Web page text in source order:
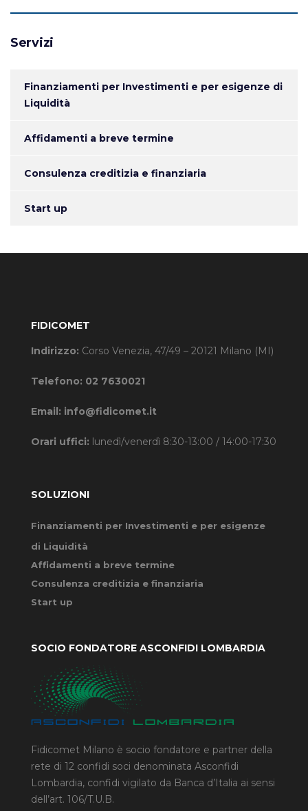
Servizi
Finanziamenti per Investimenti e per esigenze di
Liquidità
Affidamenti a breve termine
Consulenza creditizia e finanziaria
Start up
FIDICOMET
Indirizzo: Corso Venezia, 47/49 – 20121 Milano (MI)
Telefono: 02 7630021
Email: info@fidicomet.it
Orari uffici: lunedì/venerdì 8:30-13:00 / 14:00-17:30
SOLUZIONI
Finanziamenti per Investimenti e per esigenze
di Liquidità
Affidamenti a breve termine
Consulenza creditizia e finanziaria
Start up
SOCIO FONDATORE ASCONFIDI LOMBARDIA
Fidicomet Milano è socio fondatore e partner della
rete di 12 confidi soci denominata Asconfidi
Lombardia, confidi vigilato da Banca d’Italia ai sensi
dell’art. 106/T.U.B.